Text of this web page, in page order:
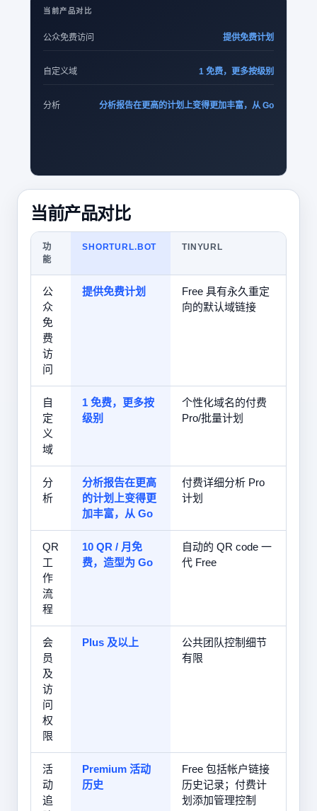
当前产品对比
公众免费访问 提供免费计划
自定义域 1 免费，更多按级别
分析 分析报告在更高的计划上变得更加丰富，从 Go
当前产品对比
功
能
SHORTURL.BOT TINYURL
公
众
免
费
访
问
提供免费计划
Free 具有永久重定
向的默认域链接
自
定
义
域
1 免费，更多按
级别
个性化域名的付费
Pro/批量计划
分
析
分析报告在更高
的计划上变得更
加丰富，从 Go
付费详细分析 Pro
计划
QR
工
作
流
程
10 QR / 月免
费，造型为 Go
自动的 QR code 一
代 Free
会
员
及
访
问
权
限
Plus 及以上
公共团队控制细节
有限
活
动
追
Premium 活动
历史
Free 包括帐户链接
历史记录；付费计
划添加管理控制